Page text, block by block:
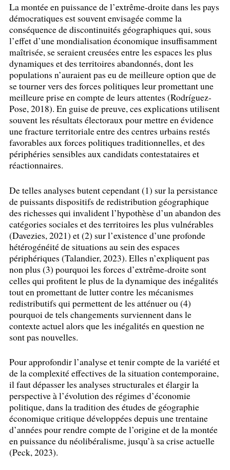
La montée en puissance de l’extrême-droite dans les pays
démocratiques est souvent envisagée comme la
conséquence de discontinuités géographiques qui, sous
l’effet d’une mondialisation économique insuffisamment
maîtrisée, se seraient creusées entre les espaces les plus
dynamiques et des territoires abandonnés, dont les
populations n’auraient pas eu de meilleure option que de
se tourner vers des forces politiques leur promettant une
meilleure prise en compte de leurs attentes (Rodríguez-
Pose, 2018). En guise de preuve, ces explications utilisent
souvent les résultats électoraux pour mettre en évidence
une fracture territoriale entre des centres urbains restés
favorables aux forces politiques traditionnelles, et des
périphéries sensibles aux candidats contestataires et
réactionnaires.
De telles analyses butent cependant (1) sur la persistance
de puissants dispositifs de redistribution géographique
des richesses qui invalident l’hypothèse d’un abandon des
catégories sociales et des territoires les plus vulnérables
(Davezies, 2021) et (2) sur l’existence d’une profonde
hétérogénéité de situations au sein des espaces
périphériques (Talandier, 2023). Elles n’expliquent pas
non plus (3) pourquoi les forces d’extrême-droite sont
celles qui profitent le plus de la dynamique des inégalités
tout en promettant de lutter contre les mécanismes
redistributifs qui permettent de les atténuer ou (4)
pourquoi de tels changements surviennent dans le
contexte actuel alors que les inégalités en question ne
sont pas nouvelles.
Pour approfondir l’analyse et tenir compte de la variété et
de la complexité effectives de la situation contemporaine,
il faut dépasser les analyses structurales et élargir la
perspective à l’évolution des régimes d’économie
politique, dans la tradition des études de géographie
économique critique développées depuis une trentaine
d’années pour rendre compte de l’origine et de la montée
en puissance du néolibéralisme, jusqu’à sa crise actuelle
(Peck, 2023).